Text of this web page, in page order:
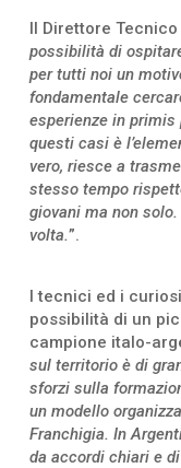
Il Direttore Tecnico
possibilità di
per tutti noi un
fondamentale
esperienze in
questi casi è
vero, riesce a
stesso tempo
giovani ma non
volta.”.
I tecnici ed i
possibilità di un
campione italo-
sul territorio è di
sforzi sulla
un modello
Franchigia. In
da accordi chiari e